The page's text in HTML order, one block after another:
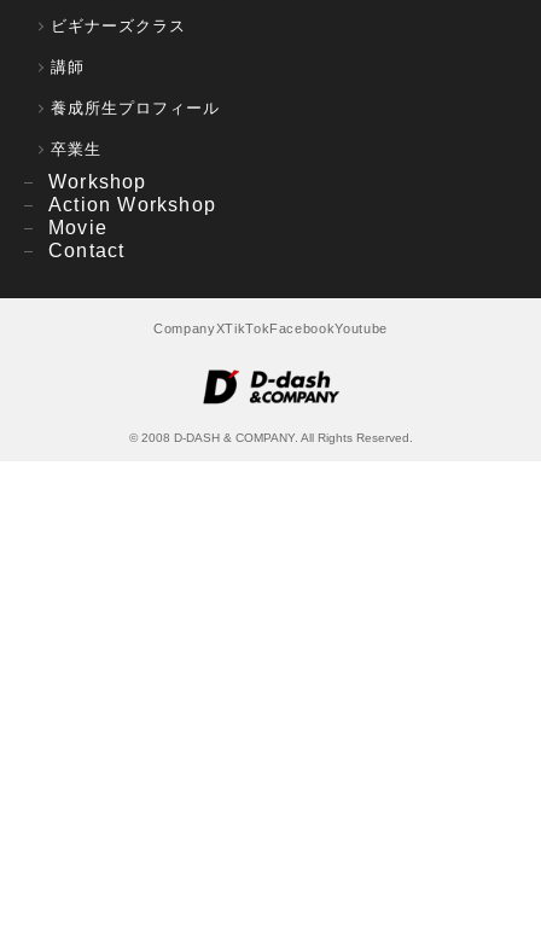
ビギナーズクラス
講師
養成所生プロフィール
卒業生
Workshop
Action Workshop
Movie
Contact
CompanyXTikTokFacebookYoutube
© 2008 D-DASH & COMPANY. All Rights Reserved.